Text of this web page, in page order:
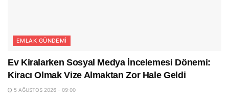
EMLAK GÜNDEMI
Ev Kiralarken Sosyal Medya İncelemesi Dönemi:
Kiracı Olmak Vize Almaktan Zor Hale Geldi
5 AĞUSTOS 2026 - 09:00